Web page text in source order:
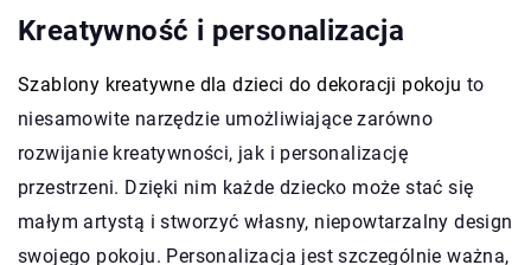
Kreatywność i personalizacja
Szablony kreatywne dla dzieci do dekoracji pokoju to
niesamowite narzędzie umożliwiające zarówno
rozwijanie kreatywności, jak i personalizację
przestrzeni. Dzięki nim każde dziecko może stać się
małym artystą i stworzyć własny, niepowtarzalny design
swojego pokoju. Personalizacja jest szczególnie ważna,